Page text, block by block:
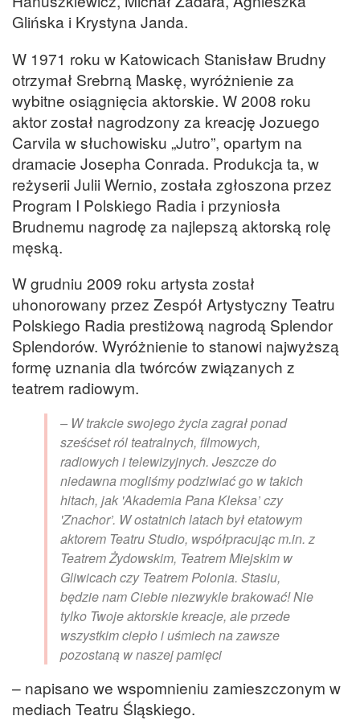
Glińska i Krystyna Janda.
W 1971 roku w Katowicach Stanisław Brudny
otrzymał Srebrną Maskę, wyróżnienie za
wybitne osiągnięcia aktorskie. W 2008 roku
aktor został nagrodzony za kreację Jozuego
Carvila w słuchowisku „Jutro”, opartym na
dramacie Josepha Conrada. Produkcja ta, w
reżyserii Julii Wernio, została zgłoszona przez
Program I Polskiego Radia i przyniosła
Brudnemu nagrodę za najlepszą aktorską rolę
męską.
W grudniu 2009 roku artysta został
uhonorowany przez Zespół Artystyczny Teatru
Polskiego Radia prestiżową nagrodą Splendor
Splendorów. Wyróżnienie to stanowi najwyższą
formę uznania dla twórców związanych z
teatrem radiowym.
– W trakcie swojego życia zagrał ponad
sześćset ról teatralnych, filmowych,
radiowych i telewizyjnych. Jeszcze do
niedawna mogliśmy podziwiać go w takich
hitach, jak 'Akademia Pana Kleksa’ czy
'Znachor’. W ostatnich latach był etatowym
aktorem Teatru Studio, współpracując m.in. z
Teatrem Żydowskim, Teatrem Miejskim w
Gliwicach czy Teatrem Polonia. Stasiu,
będzie nam Ciebie niezwykle brakować! Nie
tylko Twoje aktorskie kreacje, ale przede
wszystkim ciepło i uśmiech na zawsze
pozostaną w naszej pamięci
– napisano we wspomnieniu zamieszczonym w
mediach Teatru Śląskiego.